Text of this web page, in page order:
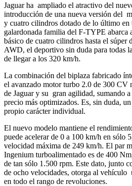
Jaguar ha ampliado el atractivo del
introducción de una nueva versión del
y cuatro cilindros dotado de lo último en
galardonada familia del F-TYPE abarca
básico de cuatro cilindros hasta el
AWD, el deportivo sin duda para todas
de llegar a los 320 km/h.
La combinación del biplaza fabricado
el avanzado motor turbo 2.0 de 300
de Jaguar y su gran agilidad, sumando
precio más optimizados. Es, sin duda,
propio carácter individual.
El nuevo modelo mantiene el
puede acelerar de 0 a 100 km/h en sólo
velocidad máxima de 249 km/h. El par
Ingenium turboalimentado es de 400
de tan sólo 1.500 rpm. Este dato, junto
de ocho velocidades, otorga al vehículo
en todo el rango de revoluciones.